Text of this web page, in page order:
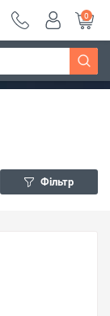
0
Фільтр